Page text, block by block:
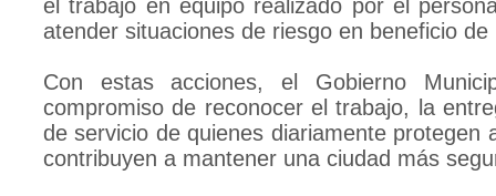
el trabajo en equipo realizado por el
atender situaciones de riesgo en beneficio de
Con estas acciones, el Gobierno
compromiso de reconocer el trabajo, la
de servicio de quienes diariamente protegen
contribuyen a mantener una ciudad más